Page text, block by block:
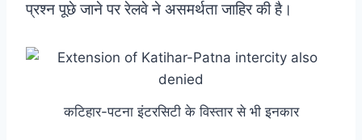
प्रश्न पूछे जाने पर रेलवे ने असमर्थता जाहिर की है।
कटिहार-पटना इंटरसिटी के विस्तार से भी इनकार